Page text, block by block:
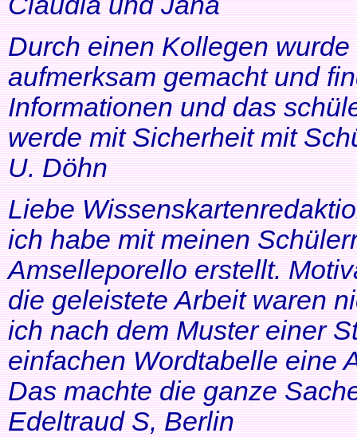
Durch einen Kollegen
aufmerksam gemacht und
Informationen und das
werde mit Sicherheit mit
U. Döhn
Liebe
ich habe mit meinen
Amselleporello erstellt.
die geleistete Arbeit waren
ich nach dem Muster einer
einfachen Wordtabelle eine
Das machte die ganze
Edeltraud S, Berlin